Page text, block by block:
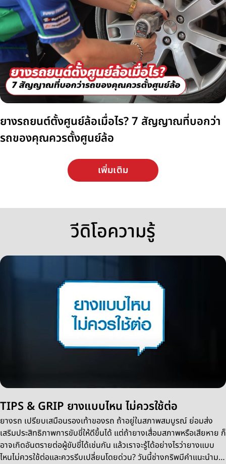
ยางรถยนต์ตั้งศูนย์ล้อเมื่อไร? 7 สัญญาณที่บอกว่า
รถของคุณควรตั้งศูนย์ล้อ
เพิ่มเติม
วีดิโอความรู้
TIPS & GRIP ยางแบบไหน ไม่ควรใช้ต่อ
ยางรถ เปรียบเสมือนรองเท้าของรถ ถ้าอยู่ในสภาพสมบูรณ์ ย่อมส่ง
เสริมประสิทธิภาพการขับขี่ให้ดีขึ้นได้ แต่ถ้ายางเสื่อมสภาพหรือเสียหาย ก็
อาจเกิดอันตรายต่อผู้ขับขี่ได้เช่นกัน แล้วเราจะรู้ได้อย่างไรว่ายางแบบ
ไหนไม่ควรใช้ต่อและควรรีบเปลี่ยนโดยด่วน? วันนี้ช่างกริพมีคำแนะนำมา